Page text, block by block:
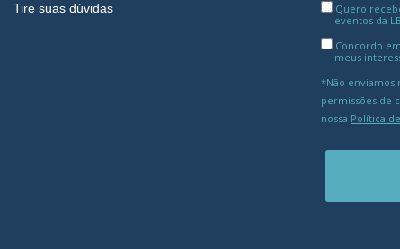
Tire suas dúvidas
Quero
eventos da
Concordo
meus
*Não enviamos
permissões de
nossa Política